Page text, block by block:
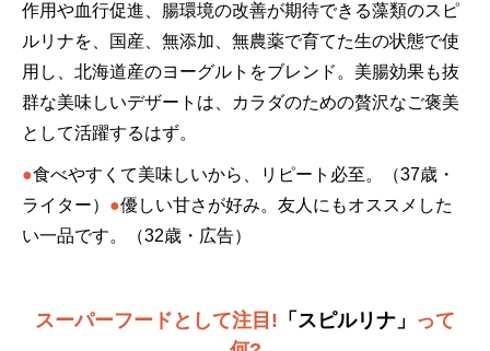
作用や血行促進、腸環境の改善が期待できる藻類のスピ
ルリナを、国産、無添加、無農薬で育てた生の状態で使
用し、北海道産のヨーグルトをブレンド。美腸効果も抜
群な美味しいデザートは、カラダのための贅沢なご褒美
として活躍するはず。
●食べやすくて美味しいから、リピート必至。（37歳・
ライター） ●優しい甘さが好み。友人にもオススメした
い一品です。（32歳・広告）
スーパーフードとして注目! 「スピルリナ」 って